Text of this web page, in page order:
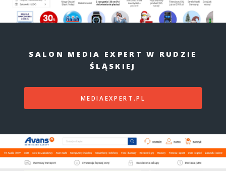
SALON MEDIA EXPERT W RUDZIE
ŚLĄSKIEJ
MEDIAEXPERT.PL